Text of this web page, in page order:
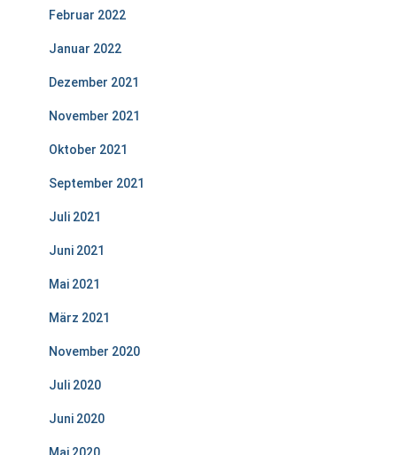
Februar 2022
Januar 2022
Dezember 2021
November 2021
Oktober 2021
September 2021
Juli 2021
Juni 2021
Mai 2021
März 2021
November 2020
Juli 2020
Juni 2020